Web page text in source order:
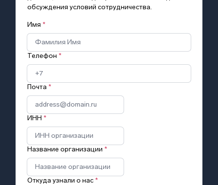
обсуждения условий сотрудничества.
Имя *
Телефон *
Почта *
ИНН *
Название организации *
Откуда узнали о нас *